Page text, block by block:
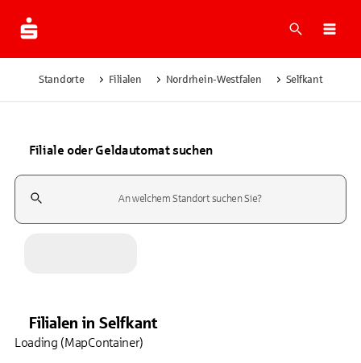
Suche
Standorte Filialen Nordrhein-Westfalen Selfkant
Filiale oder Geldautomat suchen
Suchfeld
Filialen in Selfkant
Loading (MapContainer)